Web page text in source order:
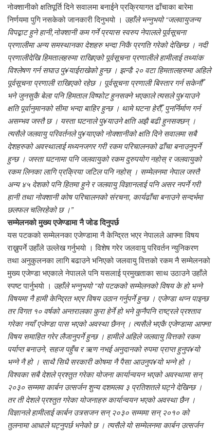
नोक्शानीको क्षतिपूर्ति दिने सवालमा बनाईने प्रक्रियागत ढाँचाका बारेमा
निर्णयमा पुगि नसकेको जानकारी दिनुभयो । उहाँले भन्नुभयो “जलवायुजन्य
विपद्बाट हुने हानी,नोक्शानी कम गर्ने प्रयास स्वरुप नेपालले पूर्वसूचना
प्रणालीमा अन्य समस्थानका देशहरु भन्दा निकै प्रगति गरेको देखिन्छ । नदी
प्रणालीदेखि हिमतालहरुमा राखिएको पूर्वसूचना प्रणालीले हामीलाई तथ्यांक
विश्लेषण गर्न सघाउ पु¥याईराखेको हुन्छ । झन्डै २० वटा हिमतालहरुमा अहिले
पूर्वसूचना प्रणाली राखिएको रहेछ । पूर्वसूचना प्रणाली बिस्तार गर्न सकेनौँ
भने जुनसुकै बेला पनि हिमताल विष्फोट हुनसक्ने भएकाले त्यसले पु¥याउने
क्षति पूर्वानुमानको सीमा भन्दा बाहिर हुन्छ । थामे घटना हेरौँ, पुनर्निर्माण गर्न
असम्भव जस्तै छ । यस्ता घटनाले पु¥याउने क्षति अझै बढी हुनसक्छन् ।
त्यसैले जलवायु परिवर्तनले पु¥याएको नोक्शानीको क्षति दिने सवालमा सबै
देशहरुको अवस्थालाई मध्यनजगर गरी रकम परिचालनको ढाँचा बनाउनुपर्ने
हुन्छ । जस्ता घटनामा पनि जलवायुको रकम दुरुपयोग नहोस् र जलवायुको
रकम लिनका लागि प्रक्रिया जटिल पनि नहोस् । सम्मेलनमा नेपाल जस्तै
अन्य ४५ देशको पनि हितमा हुने र जलवायु विज्ञानलाई पनि असर नपर्ने गरी
हानी तथा नोक्शानी कोष परिचालनको संरचना, कार्यढाँचा बनाउने सन्दर्भमा
छलफल चलिरहेको छ ।”
सम्मेलनको मुख्य एजेण्डामा नै जोड दिनुपर्छ
यस पटकको सम्मेलनका एजेण्डामा नै केन्द्रित भएर नेपालले आफ्ना विषय
राख्नुपर्ने उहाँले उल्लेख गर्नुभयो । विशेष गरेर जलवायु परिवर्तन न्युनिकरण
तथा अनुकुलनका लागि बढाउने भनिएको जलवायु वित्तको रकम नै सम्मेलनको
मुख्य एजेण्डा भएकाले नेपालले पनि यसलाई प्रमुखताका साथ उठाउने उहाँले
स्पष्ट पार्नुभयो । उहाँले भन्नुभयो “यो पटकको सम्मेलनको विषय के हो भन्ने
विषयमा नै हामी केन्द्रित भएर विषय उठान गर्नुपर्ने हुन्छ । एजेण्डा थप्न पाइन्छ
तर विगत १० वर्षको अन्तरालका कुरा हेर्ने हो भने कुनैपनि राष्ट्रले प्रश्ताव
गरेका नयाँ एजेण्डा पास भएको अवस्था छैनन् । त्यसैले भएकै एजेण्डामा आफ्ना
विषय समाहित गरेर लैजानुपर्ने हुन्छ । हामीले अहिले जलवायु वित्तको रकम
पर्याप्त बनाउने, सहज पहुँच र ऋण नभई अनुदानको रुपमा प्राप्त हुनुप¥यो
भन्ने नै हो । साथै सिधै सरकारी कोषमा नै पैसा आउनुप¥यो भन्ने हो ।
विश्वका सबै देशले प्रश्तुत गरेका योजना कार्यान्वयन भएको अवस्थामा सन्
२०३० सम्ममा कार्बन उत्सर्जन शुन्य दशमलव ३ प्रतिशतले घट्ने देखिन्छ ।
तर ती देशले प्रश्तुत गरेका योजनाहरु कार्यान्वयन भएको अवस्था छैन ।
विज्ञानले हामीलाई कार्बन उत्र्सजन सन् २०३० सम्ममा सन् २०१० को
तुलनामा आधाले घट्नुपर्छ भनेको छ । त्यसैले यो सम्मेलनमा कार्बन उत्सर्जन